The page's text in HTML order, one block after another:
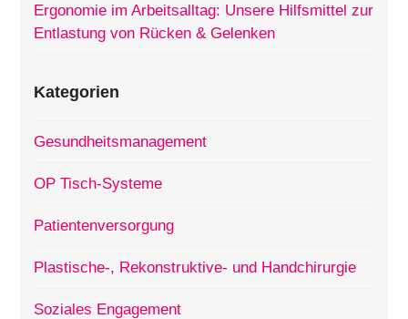
Ergonomie im Arbeitsalltag: Unsere Hilfsmittel zur
Entlastung von Rücken & Gelenken
Kategorien
Gesundheitsmanagement
OP Tisch-Systeme
Patientenversorgung
Plastische-, Rekonstruktive- und Handchirurgie
Soziales Engagement